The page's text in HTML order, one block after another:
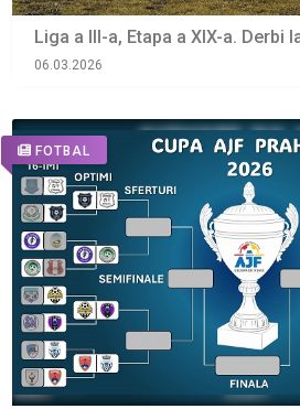
Liga a III-a, Etapa a XIX-a. Derbi
06.03.2026
FOTBAL